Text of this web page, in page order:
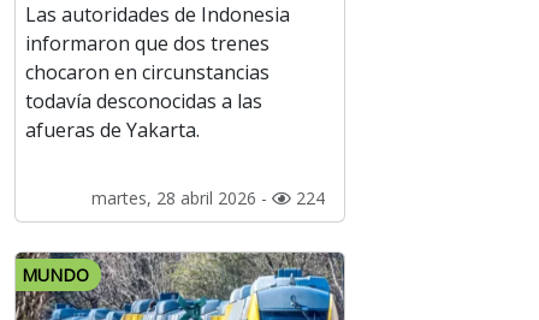
Las autoridades de Indonesia
informaron que dos trenes
chocaron en circunstancias
todavía desconocidas a las
afueras de Yakarta.
martes, 28 abril 2026 - 224
MUNDO